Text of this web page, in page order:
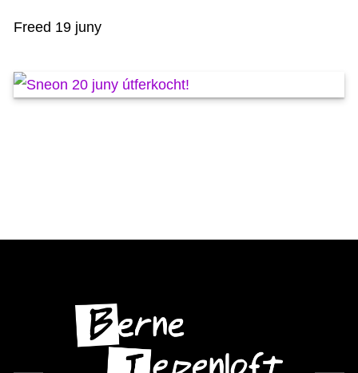
GASTEBOEK
Freed 19 juny